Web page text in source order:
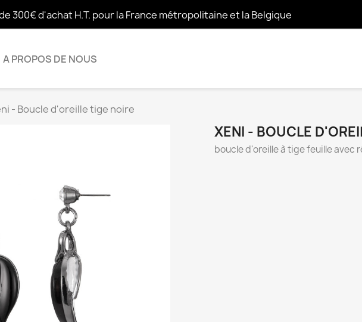
300€ d'achat H.T. pour la France métropolitaine et la Belgique
A PROPOS DE NOUS
- Boucle d'oreille tige noire
XENI - BOUCLE
boucle d'oreille à tige feuille avec